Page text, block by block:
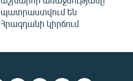
պատրաստվում են
Հրազդանի կիրճում